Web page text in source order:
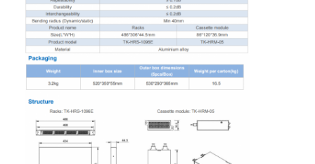
MPO MTP
WDM MUX DEMUX
vezel optische plc splitser
vezel optische kabel